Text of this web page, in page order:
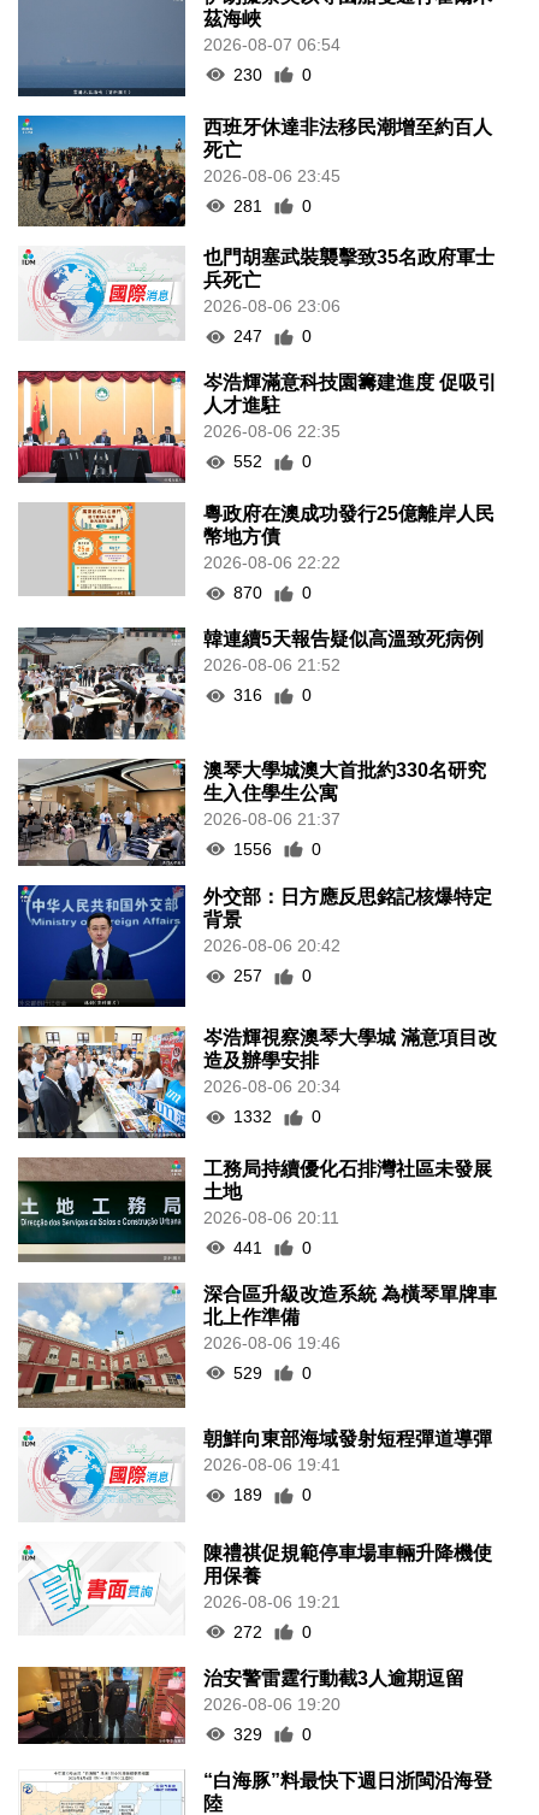
茲海峽
2026-08-07 06:54
230
0
西班牙休達非法移民潮增至約百人
死亡
2026-08-06 23:45
281
0
也門胡塞武裝襲擊致35名政府軍士
兵死亡
2026-08-06 23:06
247
0
岑浩輝滿意科技園籌建進度 促吸引
人才進駐
2026-08-06 22:35
552
0
粵政府在澳成功發行25億離岸人民
幣地方債
2026-08-06 22:22
870
0
韓連續5天報告疑似高溫致死病例
2026-08-06 21:52
316
0
澳琴大學城澳大首批約330名研究
生入住學生公寓
2026-08-06 21:37
1556
0
外交部：日方應反思銘記核爆特定
背景
2026-08-06 20:42
257
0
岑浩輝視察澳琴大學城 滿意項目改
造及辦學安排
2026-08-06 20:34
1332
0
工務局持續優化石排灣社區未發展
土地
2026-08-06 20:11
441
0
深合區升級改造系統 為橫琴單牌車
北上作準備
2026-08-06 19:46
529
0
朝鮮向東部海域發射短程彈道導彈
2026-08-06 19:41
189
0
陳禮祺促規範停車場車輛升降機使
用保養
2026-08-06 19:21
272
0
治安警雷霆行動截3人逾期逗留
2026-08-06 19:20
329
0
“白海豚”料最快下週日浙閩沿海登
陸